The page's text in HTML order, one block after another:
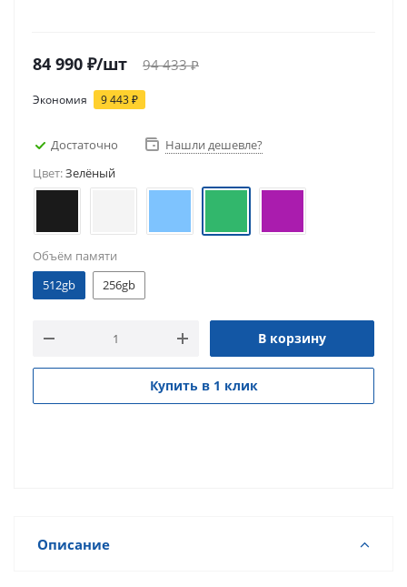
84 990 ₽/шт 94 433₽
Экономия 9 443₽
Достаточно
Нашли дешевле?
Цвет:Зелёный
Объём памяти
512gb
256gb
В корзину
Купить в 1 клик
Описание